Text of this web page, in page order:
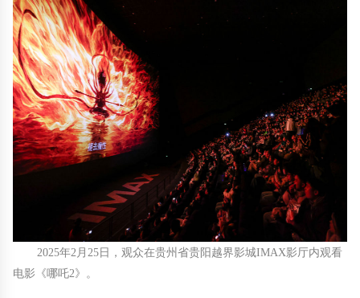
2025年2月25日，观众在贵州省贵阳越界影城IMAX影厅内观看
电影《哪吒2》。